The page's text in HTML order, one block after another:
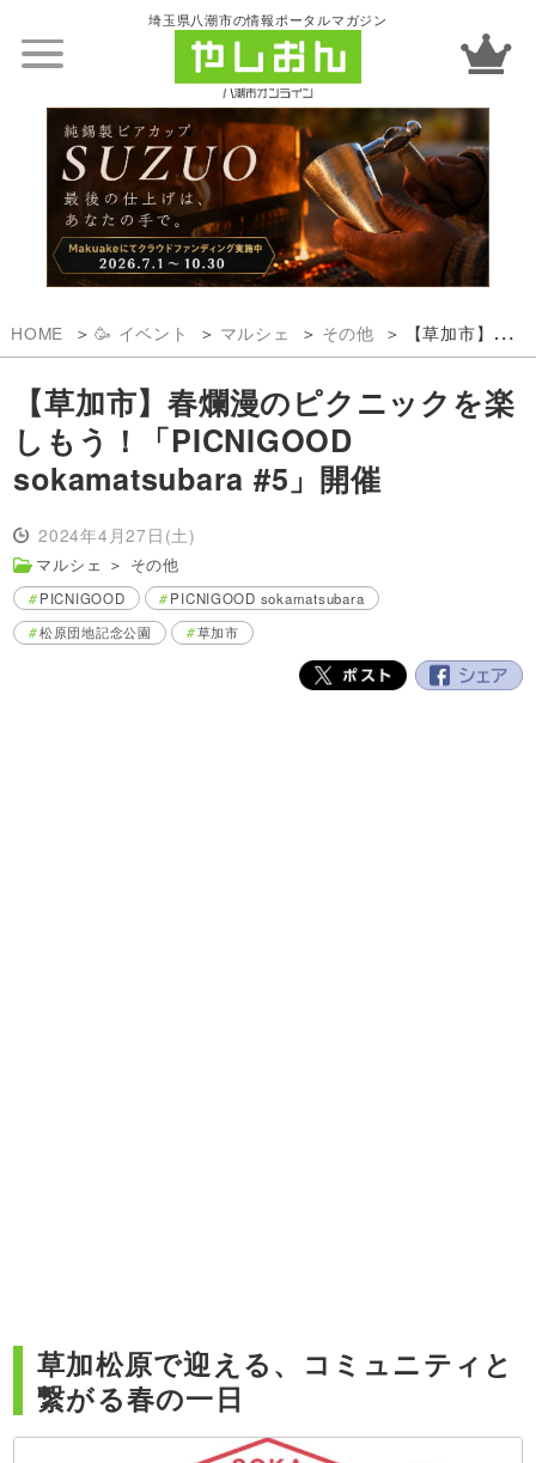
埼玉県八潮市の情報ポータルマガジン
HOME 🥳 イベント マルシェ その他 【草加市】春爛漫のピクニックを楽しもう！「PICNIGOOD sokamatsubara #5」開催
【草加市】春爛漫のピクニックを楽
しもう！「PICNIGOOD
sokamatsubara #5」開催
2024年4月27日(土)
マルシェ ＞ その他
PICNIGOOD
PICNIGOOD sokamatsubara
松原団地記念公園
草加市
草加松原で迎える、コミュニティと
繋がる春の一日